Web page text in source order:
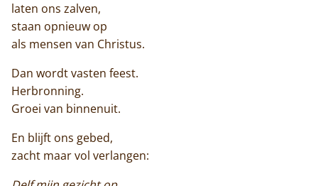
laten ons zalven,
staan opnieuw op
als mensen van Christus.
Dan wordt vasten feest.
Herbronning.
Groei van binnenuit.
En blijft ons gebed,
zacht maar vol verlangen: